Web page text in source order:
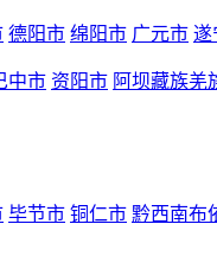
德阳市 绵阳市 广元市 遂
中市 资阳市 阿坝藏族羌
毕节市 铜仁市 黔西南布